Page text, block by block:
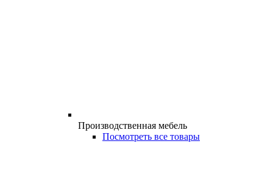
Производственная мебель
Посмотреть все товары